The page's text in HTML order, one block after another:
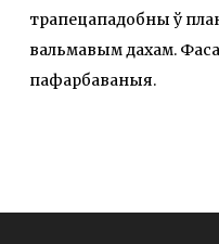
трапецападобны ў
вальмавым дахам.
пафарбаваныя.